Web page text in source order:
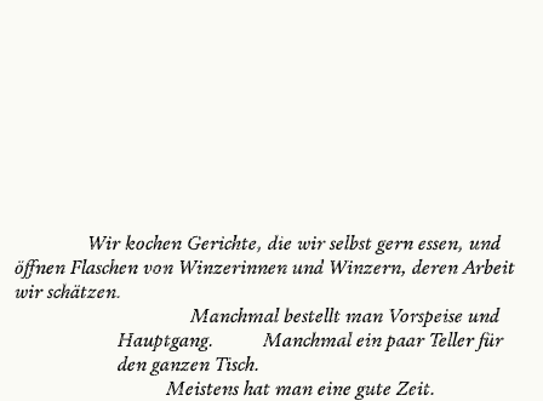
Wir kochen Gerichte, die wir selbst gern essen, und
öffnen Flaschen von Winzerinnen und Winzern, deren Arbeit
wir schätzen.
Manchmal bestellt man Vorspeise und
Hauptgang.          Manchmal ein paar Teller für
den ganzen Tisch.
Meistens hat man eine gute Zeit.